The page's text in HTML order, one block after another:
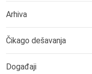
Arhiva
Čikago dešavanja
Događaji